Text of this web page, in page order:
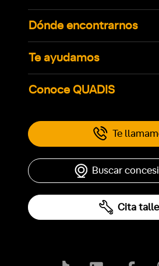
Dónde encontrarnos
Te ayudamos
Conoce QUADIS
Te
Buscar
Cita